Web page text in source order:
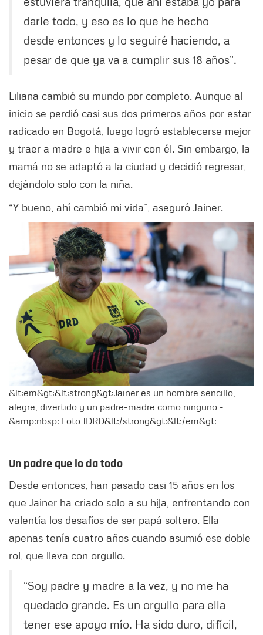
darle todo, y eso es lo que he hecho
desde entonces y lo seguiré haciendo, a
pesar de que ya va a cumplir sus 18 años”.
Liliana cambió su mundo por completo. Aunque al
inicio se perdió casi sus dos primeros años por estar
radicado en Bogotá, luego logró establecerse mejor
y traer a madre e hija a vivir con él. Sin embargo, la
mamá no se adaptó a la ciudad y decidió regresar,
dejándolo solo con la niña.
“Y bueno, ahí cambió mi vida”, aseguró Jainer.
&lt;em&gt;&lt;strong&gt;Jainer es un hombre sencillo,
alegre, divertido y un padre-madre como ninguno -
&amp;nbsp; Foto IDRD&lt;/strong&gt;&lt;/em&gt;
Un padre que lo da todo
Desde entonces, han pasado casi 15 años en los
que Jainer ha criado solo a su hija, enfrentando con
valentía los desafíos de ser papá soltero. Ella
apenas tenía cuatro años cuando asumió ese doble
rol, que lleva con orgullo.
“Soy padre y madre a la vez, y no me ha
quedado grande. Es un orgullo para ella
tener ese apoyo mío. Ha sido duro, difícil,